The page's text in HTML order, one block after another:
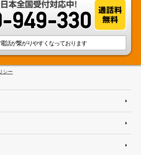
電話が繋がりやすくなっております
シー